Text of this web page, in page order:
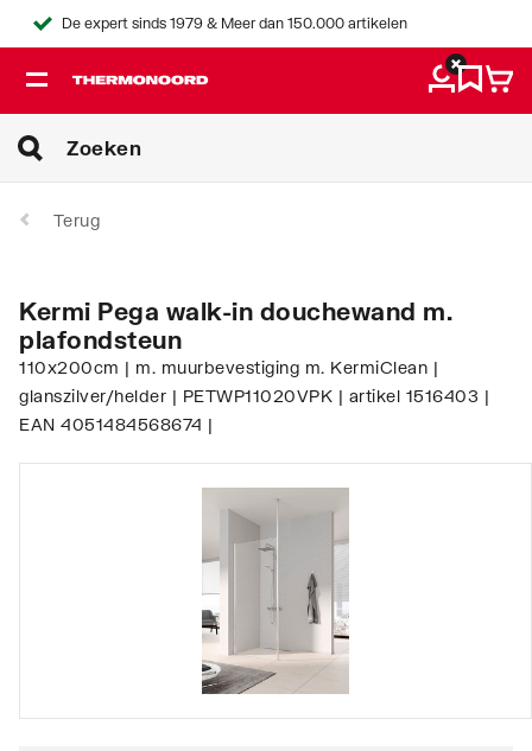
De expert sinds 1979 & Meer dan 150.000 artikelen
Terug
Kermi Pega walk-in douchewand m.
plafondsteun
110x200cm | m. muurbevestiging m. KermiClean |
glanszilver/helder | PETWP11020VPK | artikel 1516403 |
EAN 4051484568674 |